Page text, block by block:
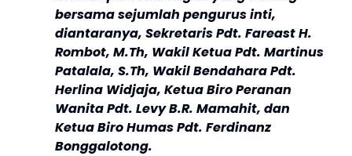
bersama sejumlah pengurus inti,
diantaranya, Sekretaris Pdt. Fareast H.
Rombot, M.Th, Wakil Ketua Pdt. Martinus
Patalala, S.Th, Wakil Bendahara Pdt.
Herlina Widjaja, Ketua Biro Peranan
Wanita Pdt. Levy B.R. Mamahit, dan
Ketua Biro Humas Pdt. Ferdinanz
Bonggalotong.